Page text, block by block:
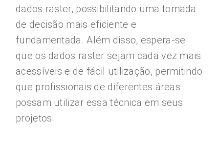
dados raster, possibilitando uma tomada
de decisão mais eficiente e
fundamentada. Além disso, espera-se
que os dados raster sejam cada vez mais
acessíveis e de fácil utilização, permitindo
que profissionais de diferentes áreas
possam utilizar essa técnica em seus
projetos.